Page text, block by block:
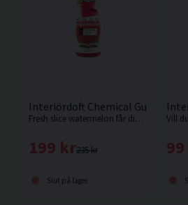
Interiördoft Chemical Guys Fresh
Fresh slice watermelon får dig att tänka på varma sommardagar året runt.
235 kr
199 kr
Slut på lager